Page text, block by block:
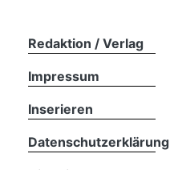
Redaktion / Verlag
Impressum
Inserieren
Datenschutzerklärung